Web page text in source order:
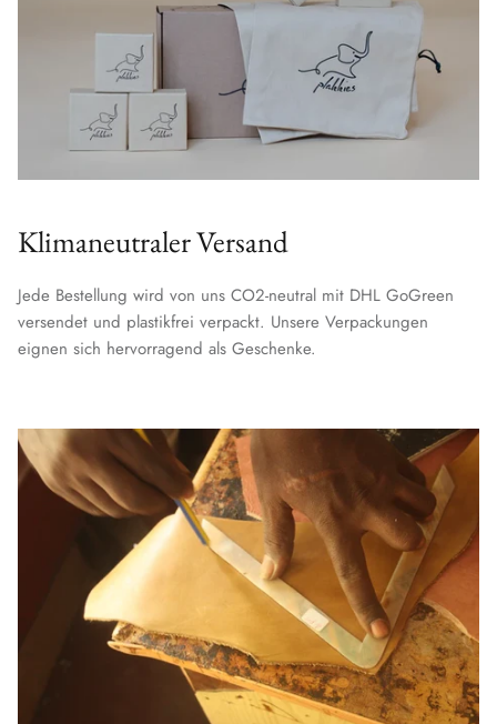
Klimaneutraler Versand
Jede Bestellung wird von uns CO2-neutral mit DHL GoGreen
versendet und plastikfrei verpackt. Unsere Verpackungen
eignen sich hervorragend als Geschenke.